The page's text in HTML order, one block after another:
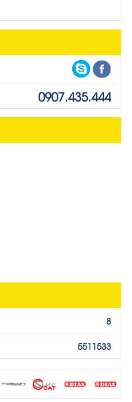
0907.435.444
8
5511533